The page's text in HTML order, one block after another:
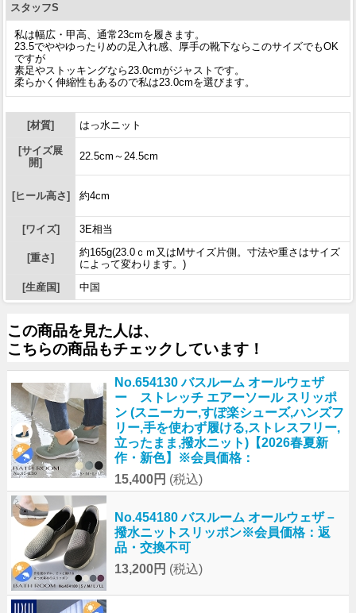
スタッフS
私は幅広・甲高、通常23cmを履きます。
23.5でややゆったりめの足入れ感、厚手の靴下ならこのサイズでもOK
ですが
素足やストッキングなら23.0cmがジャストです。
柔らかく伸縮性もあるので私は23.0cmを選びます。
[材質] はっ水ニット
[サイズ展
開]
22.5cm～24.5cm
[ヒール高さ] 約4cm
[ワイズ] 3E相当
[重さ]
約165g(23.0ｃｍ又はMサイズ片側。寸法や重さはサイズ
によって変わります。)
[生産国]
中国
この商品を見た人は、
こちらの商品もチェックしています！
No.654130 バスルーム オールウェザ
ー ストレッチ エアーソール スリッポ
ン (スニーカー,すぽ楽シューズ,ハンズフ
リー,手を使わず履ける,ストレスフリー,
立ったまま,撥水ニット)【2026春夏新
作・新色】※会員価格：
15,400円 (税込)
No.454180 バスルーム オールウェザ－
撥水ニットスリッポン※会員価格：返
品・交換不可
13,200円 (税込)